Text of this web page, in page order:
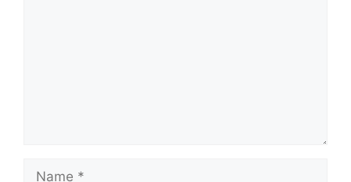
Name